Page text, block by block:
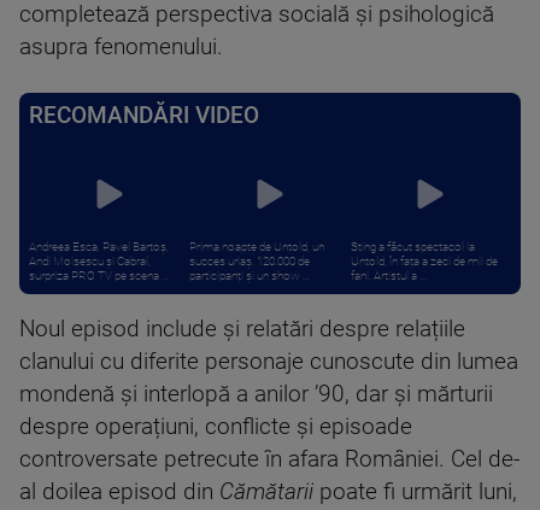
completează perspectiva socială și psihologică
asupra fenomenului.
RECOMANDĂRI VIDEO
Andreea Esca, Pavel Bartoș,
Andi Moisescu și Cabral,
surpriza PRO TV pe scena ...
Prima noapte de Untold, un
succes uriaș. 120.000 de
participanți și un show ...
Sting a făcut spectacol la
Untold, în fața a zeci de mii de
fani. Artistul a ...
Noul episod include și relatări despre relațiile
clanului cu diferite personaje cunoscute din lumea
mondenă și interlopă a anilor ’90, dar și mărturii
despre operațiuni, conflicte și episoade
controversate petrecute în afara României. Cel de-
al doilea episod din Cămătarii poate fi urmărit luni,